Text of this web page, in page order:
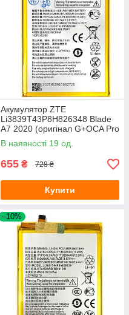
Акумулятор ZTE
Li3839T43P8H826348 Blade
A7 2020 (оригінал G+OCA Pro
3900 mAh)
В наявності 19 од.
655 ₴ 728 ₴
Купити
–10%